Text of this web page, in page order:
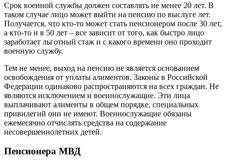
Срок военной службы должен составлять не менее 20 лет. В
таком случае лицо может выйти на пенсию по выслуге лет.
Получается, что кто-то может стать пенсионером после 30 лет,
а кто-то и в 50 лет – все зависит от того, как быстро лицо
заработает льготный стаж и с какого времени оно проходит
военную службу.
Тем не менее, выход на пенсию не является основанием
освобождения от уплаты алиментов. Законы в Российской
Федерации одинаково распространяются на всех граждан. Не
являются исключением и военнослужащие. Эти лица
выплачивают алименты в общем порядке, специальных
привилегий они не имеют. Военнослужащие обязаны
ежемесячно отчислять средства на содержание
несовершеннолетних детей.
Пенсионера МВД